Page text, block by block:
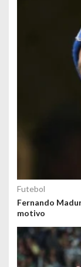
Futebol
Fernando
motivo